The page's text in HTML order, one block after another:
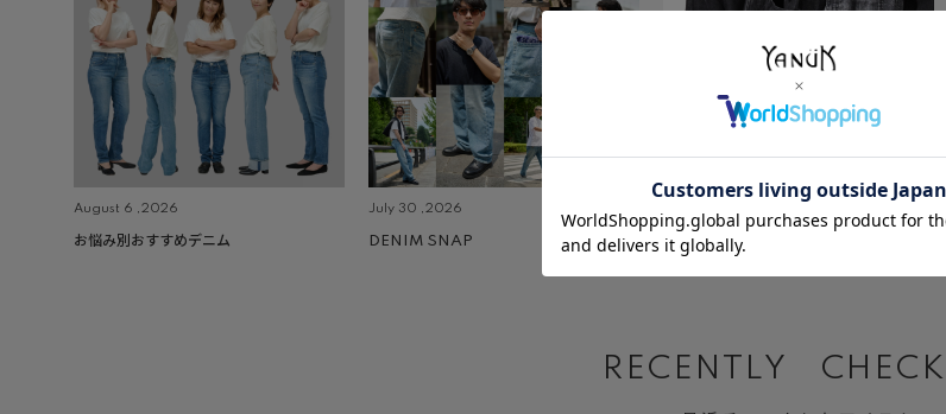
August 6 ,2026
お悩み別おすすめデニム
July 30 ,2026
DENIM SNAP BLACK&GRAY DENIM
RECENTLY